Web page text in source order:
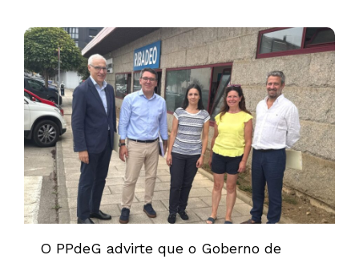
O PPdeG advirte que o Goberno de